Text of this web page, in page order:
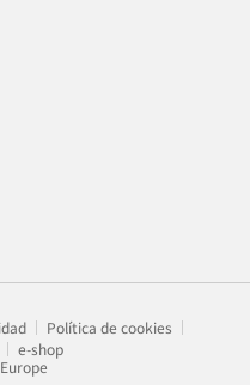
Política de cookies
e-shop